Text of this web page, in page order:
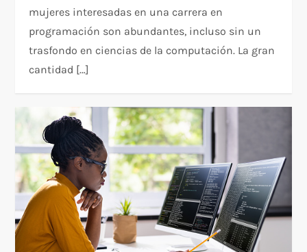
mujeres interesadas en una carrera en
programación son abundantes, incluso sin un
trasfondo en ciencias de la computación. La gran
cantidad […]